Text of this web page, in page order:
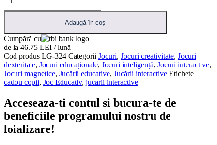
Jucarie
Set
Copii
Tip
Minecraft
cu
103
Piese
Adaugă în coș
Cumpără cu
de la 46.75 LEI / lună
Cod produs LG-324 Categorii Jocuri, Jocuri creativitate, Jocuri
dexteritate, Jocuri educaționale, Jocuri inteligență, Jocuri interactive,
Jocuri magnetice, Jucării educative, Jucării interactive Etichete
cadou copii, Joc Educativ, jucarii interactive
Acceseaza-ti contul si bucura-te de
beneficiile programului nostru de
loializare!